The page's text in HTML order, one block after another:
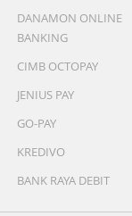
DANAMON ONLINE
BANKING
CIMB OCTOPAY
JENIUS PAY
GO-PAY
KREDIVO
BANK RAYA DEBIT